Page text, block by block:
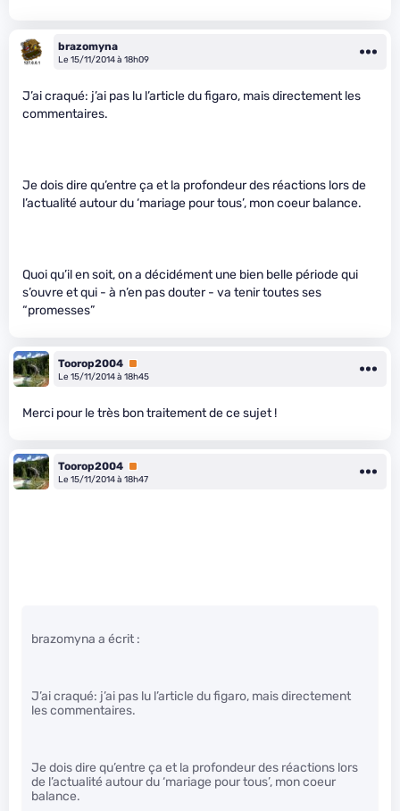
brazomyna
Le 15/11/2014 à 18h09
J’ai craqué: j’ai pas lu l’article du figaro, mais directement les
commentaires.
Je dois dire qu’entre ça et la profondeur des réactions lors de
l’actualité autour du ‘mariage pour tous’, mon coeur balance.
Quoi qu’il en soit, on a décidément une bien belle période qui
s’ouvre et qui - à n’en pas douter - va tenir toutes ses
“promesses”
Toorop2004 Premium
Le 15/11/2014 à 18h45
Merci pour le très bon traitement de ce sujet !
Toorop2004 Premium
Le 15/11/2014 à 18h47
brazomyna a écrit :
J’ai craqué: j’ai pas lu l’article du figaro, mais directement
les commentaires.
Je dois dire qu’entre ça et la profondeur des réactions lors
de l’actualité autour du ‘mariage pour tous’, mon coeur
balance.